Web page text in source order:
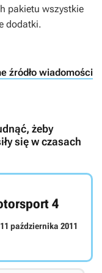
pakietu wszystkie
dodatki.
źródło wiadomości
żeby
się w czasach
4
11 października 2011